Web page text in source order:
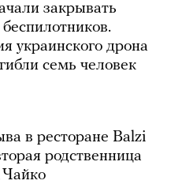
закрывать
украинского дрона
семь человек
в ресторане Balzi
родственница
Чайко